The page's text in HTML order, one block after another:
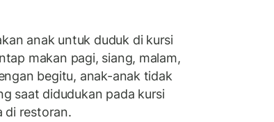
anak untuk duduk di kursi
makan pagi, siang, malam,
begitu, anak-anak tidak
saat didudukan pada kursi
di restoran.